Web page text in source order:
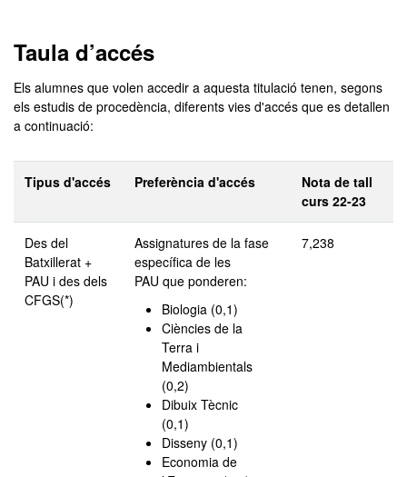
Taula d’accés
Els alumnes que volen accedir a aquesta titulació tenen, segons
els estudis de procedència, diferents vies d'accés que es detallen
a continuació:
Tipus d'accés Preferència d'accés
Nota de tall
curs 22-23
Des del
Batxillerat +
PAU i des dels
CFGS(*)
Assignatures de la fase
específica de les
PAU que ponderen:
Biologia (0,1)
Ciències de la
Terra i
Mediambientals
(0,2)
Dibuix Tècnic
(0,1)
Disseny (0,1)
Economia de
7,238